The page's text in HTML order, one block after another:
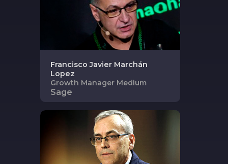
Francisco Javier Marchán
Lopez
Growth Manager Medium
Sage